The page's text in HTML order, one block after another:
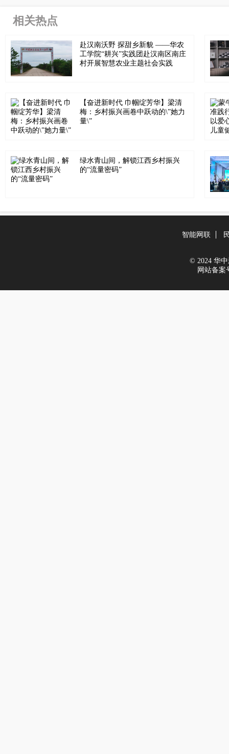
相关热点
赴汉南沃野 探甜乡新貌 ——华农
工学院“耕兴”实践团赴汉南区南庄
村开展智慧农业主题社会实践
【奋进新时代 巾帼绽芳华】梁清
梅：乡村振兴画卷中跃动的\”她力
量\”
绿水青山间，解锁江西乡村振兴
的“流量密码”
智能网联
© 2024 华中
网站备案